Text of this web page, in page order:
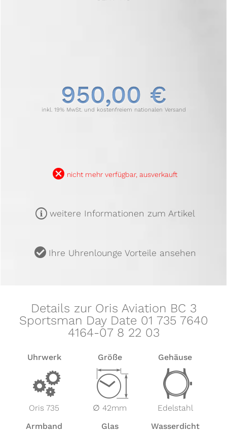
950,00 €
inkl. 19% MwSt. und kostenfreiem nationalen Versand
B nicht mehr verfügbar, ausverkauft
m weitere Informationen zum Artikel
u Ihre Uhrenlounge Vorteile ansehen
Details zur Oris Aviation BC 3
Sportsman Day Date 01 735 7640
4164-07 8 22 03
Uhrwerk
v
Oris 735
Größe
Z
∅ 42mm
Gehäuse
w
Edelstahl
Armband
Glas Wasserdicht